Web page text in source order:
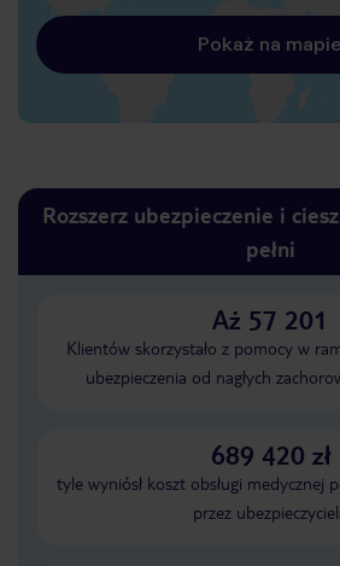
Pokaż na mapie
Rozszerz ubezpieczenie i
pełni
Aż 57 201
Klientów skorzystało z pomocy w
ubezpieczenia od nagłych
689 420 zł
tyle wyniósł koszt obsługi medycznej
przez